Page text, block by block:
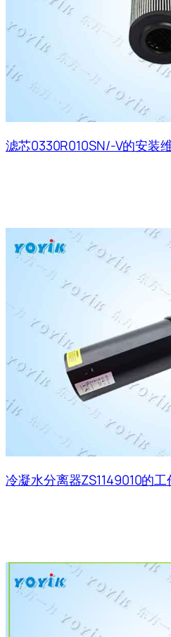
滤芯0330R010SN/-V的安装
冷凝水分离器ZS1149010的